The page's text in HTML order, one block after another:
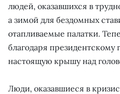
людей, оказавшихся в
а зимой для бездомных
отапливаемые палатки.
благодаря президентскому
настоящую крышу над
Люди, оказавшиеся в